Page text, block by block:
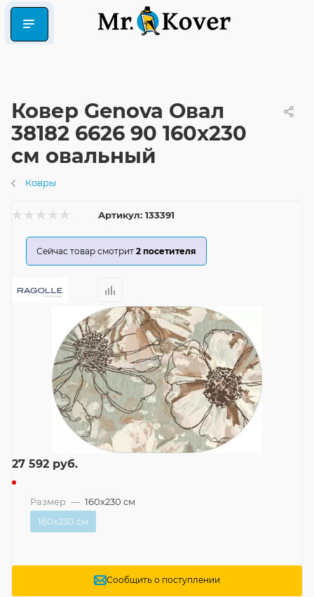
Ковер Genova Овал
38182 6626 90 160x230
см овальный
Ковры
Артикул: 133391
Сейчас товар смотрит 2 посетителя
27 592 руб.
Размер — 160x230 см
160x230 см
Сообщить о поступлении